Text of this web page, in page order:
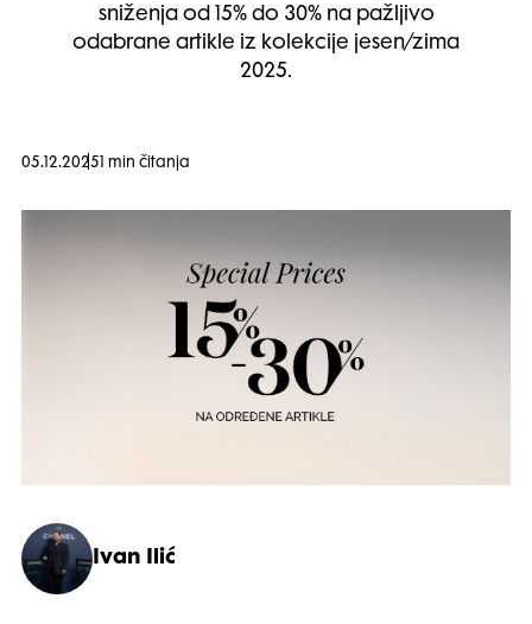
sniženja od 15% do 30% na pažljivo
odabrane artikle iz kolekcije jesen/zima
2025.
05.12.2025 1 min čitanja
Ivan Ilić